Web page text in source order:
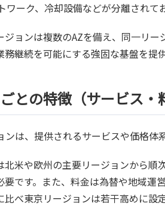
ワーク、冷却設備などが分離され
ジョンは複数のAZを備え、同一リ
務継続を可能にする強固な基盤を提
との特徴（サービス
ンは、提供されるサービスや価格
北米や欧州の主要リージョンから
要です。また、料金は為替や地域
比べ東京リージョンは若干高めに設